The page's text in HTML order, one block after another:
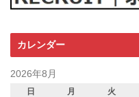
カレンダー
2026年8月
日 月 火